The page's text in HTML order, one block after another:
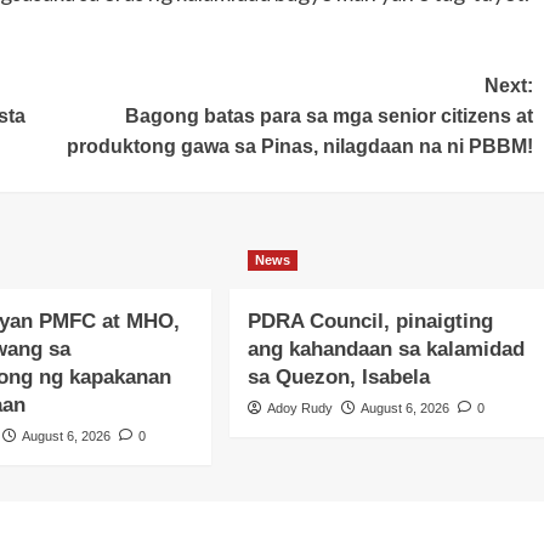
Next:
Bagong batas para sa mga senior citizens at
produktong gawa sa Pinas, nilagdaan na ni PBBM!
PMFC at MHO,
sa
ng kapakanan
August 6, 2026 0
News
PDRA Council, pinaigting
ang kahandaan sa kalamidad
sa Quezon, Isabela
Adoy Rudy August 6, 2026 0